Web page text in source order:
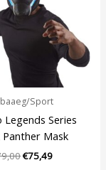
Sport
Legends Series
Panther Mask
€75,49